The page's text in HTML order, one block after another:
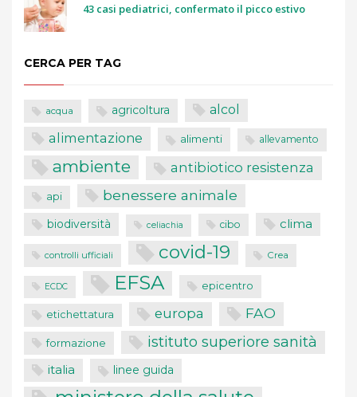
43 casi pediatrici, confermato il picco estivo
CERCA PER TAG
acqua agricoltura alcol
alimentazione alimenti allevamento
ambiente antibiotico resistenza
api benessere animale
biodiversità celiachia cibo clima
controlli ufficiali covid-19 Crea
ECDC EFSA epicentro
etichettatura europa FAO
formazione istituto superiore sanità
italia linee guida